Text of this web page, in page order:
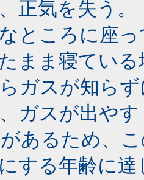
正気を失う。
ところに座
たまま寝てい
ガスが知ら
ガスが出や
あるため、
する年齢に